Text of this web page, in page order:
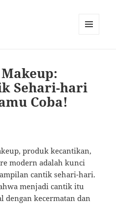
Sehari-hari
Coba!
produk kecantikan,
modern adalah kunci
cantik sehari-hari.
menjadi cantik itu
dengan kecermatan dan